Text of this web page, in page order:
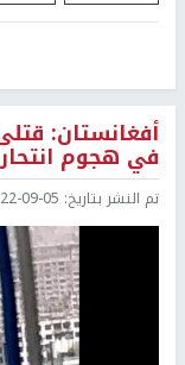
أفغانستان:
في هجوم
تم النشر بتاريخ: 09-05 11:23